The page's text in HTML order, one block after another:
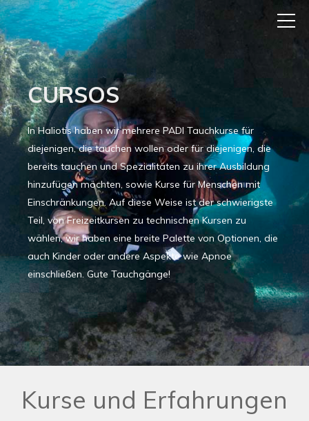
CURSOS
In Haliotis haben wir mehrere PADI Tauchkurse für
diejenigen, die tauchen wollen oder für diejenigen, die
bereits tauchen und Spezialitäten zu ihrer Ausbildung
hinzufügen möchten, sowie Kurse für Menschen mit
Einschränkungen. Auf diese Weise ist der schwierigste
Teil, von Freizeitkursen zu technischen Kursen zu
wählen, wir haben eine breite Palette von Optionen, die
auch Kinder oder andere Aspekte wie Apnoe
einschließen. Gute Tauchgänge!
Kurse und Erfahrungen